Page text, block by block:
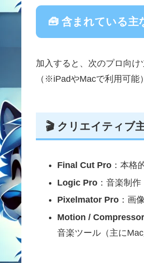
🧰 含まれている主
加入すると、次のプロ向け
（※iPadやMacで利用可能）
🎬 クリエイティブ
Final Cut Pro：本格
Logic Pro：音楽制作
Pixelmator Pro：画
Motion /
音楽ツール（主にMac